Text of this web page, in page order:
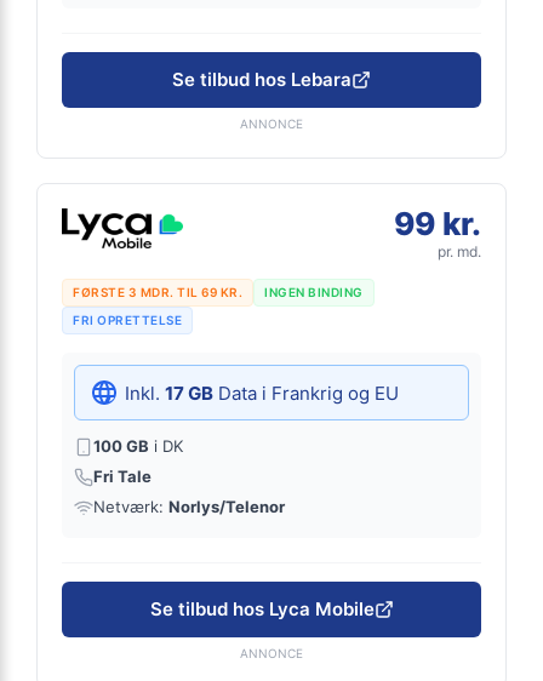
Se tilbud hos Lebara
ANNONCE
99 kr.
pr. md.
FØRSTE 3 MDR. TIL 69 KR.
INGEN BINDING
FRI OPRETTELSE
Inkl. 17 GB Data i Frankrig og EU
100 GB i DK
Fri Tale
Netværk: Norlys/Telenor
Se tilbud hos Lyca Mobile
ANNONCE